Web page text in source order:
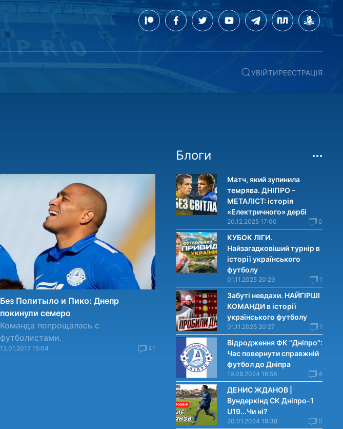
УВІЙТИРЕЄСТРАЦІЯ
Без Политыло и Пико: Днепр
покинули семеро
Команда попрощалась с
футболистами.
12.01.2017 15:04 41
Блоги
Матч, який зупинила
темрява. ДНІПРО –
МЕТАЛІСТ: історія
«Електричного» дербі
20.12.2025 17:00 0
КУБОК ЛІГИ.
Найзагадковіший турнір в
історії українського
футболу
01.11.2025 20:29 1
Забуті невдахи. НАЙГІРШІ
КОМАНДИ в історії
українського футболу
01.11.2025 20:27 1
Відродження ФК "Дніпро":
Час повернути справжній
футбол до Дніпра
19.08.2024 16:58 4
ДЕНИС ЖДАНОВ |
Вундеркінд СК Дніпро-1
U19...Чи нi?
20.01.2024 18:38 0